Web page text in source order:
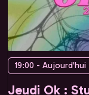
19:00 - Aujourd'hui
Jeudi Ok :